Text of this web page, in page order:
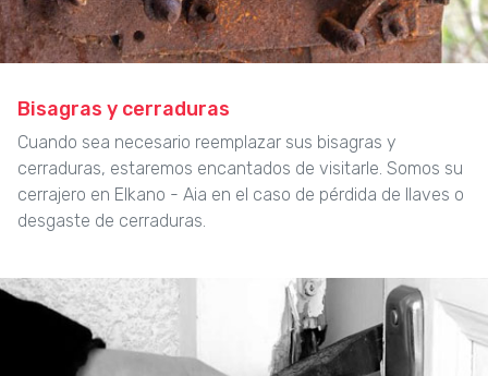
Bisagras y cerraduras
Cuando sea necesario reemplazar sus bisagras y
cerraduras, estaremos encantados de visitarle. Somos su
cerrajero en Elkano - Aia en el caso de pérdida de llaves o
desgaste de cerraduras.